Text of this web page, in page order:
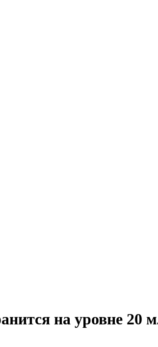
на уровне 20